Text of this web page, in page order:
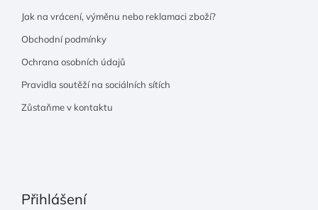
Jak na vrácení, výměnu nebo reklamaci zboží?
Obchodní podmínky
Ochrana osobních údajů
Pravidla soutěží na sociálních sítích
Zůstaňme v kontaktu
Přihlášení